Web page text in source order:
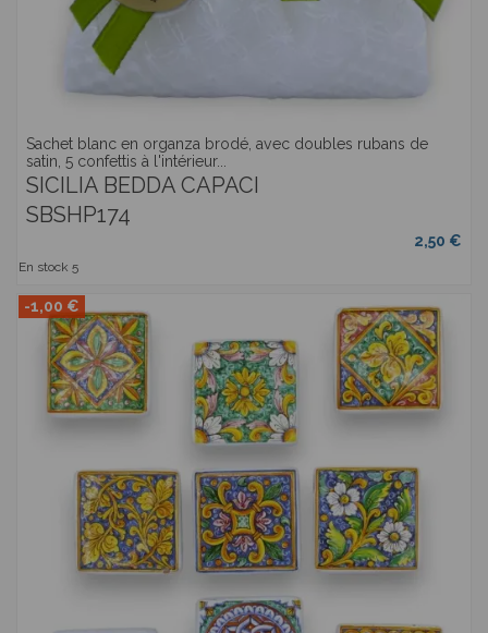
Sachet blanc en organza brodé, avec doubles rubans de
satin, 5 confettis à l'intérieur...
SICILIA BEDDA CAPACI
SBSHP174
2,50 €
En stock 5
-1,00 €